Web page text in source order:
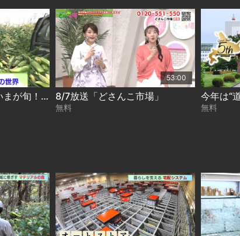
ときめき野菜通信〜いまが旬！進化するとうきび 2026-08-07
53:00
8/7放送「どさんこ市場」
無料 無料